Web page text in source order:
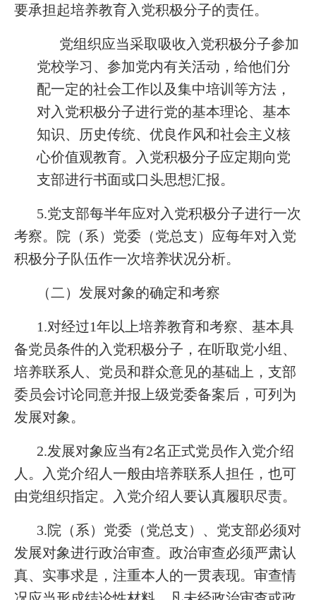
要承担起培养教育入党积极分子的责任。
党组织应当采取吸收入党积极分子参加
党校学习、参加党内有关活动，给他们分
配一定的社会工作以及集中培训等方法，
对入党积极分子进行党的基本理论、基本
知识、历史传统、优良作风和社会主义核
心价值观教育。入党积极分子应定期向党
支部进行书面或口头思想汇报。
5.党支部每半年应对入党积极分子进行一次
考察。院（系）党委（党总支）应每年对入党
积极分子队伍作一次培养状况分析。
（二）发展对象的确定和考察
1.对经过1年以上培养教育和考察、基本具
备党员条件的入党积极分子，在听取党小组、
培养联系人、党员和群众意见的基础上，支部
委员会讨论同意并报上级党委备案后，可列为
发展对象。
2.发展对象应当有2名正式党员作入党介绍
人。入党介绍人一般由培养联系人担任，也可
由党组织指定。入党介绍人要认真履职尽责。
3.院（系）党委（党总支）、党支部必须对
发展对象进行政治审查。政治审查必须严肃认
真、实事求是，注重本人的一贯表现。审查情